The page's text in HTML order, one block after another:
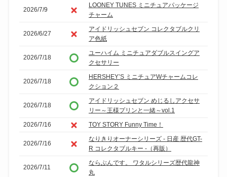
2026/7/9
LOONEY TUNES ミニチュアパッケージ
チャーム
2026/6/27
アイドリッシュセブン コレクタブルクリ
ア色紙
2026/7/18
ユーハイム ミニチュアダブルスイングア
クセサリー
2026/7/18
HERSHEY’S ミニチュアWチャームコレ
クション２
2026/7/18
アイドリッシュセブン めじるしアクセサ
リー～王様プリンと一緒～vol.1
2026/7/16
TOY STORY Funny Time！
2026/7/16
なりきりオーナーシリーズ - 日産 歴代GT-
R コレクタブルキー -（再販）
2026/7/11
ならぶんです。 ワタルシリーズ歴代龍神
丸